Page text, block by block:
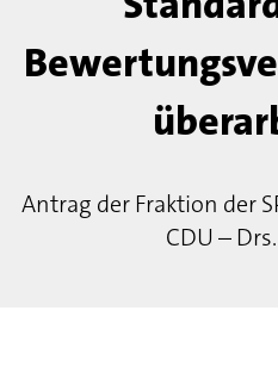
Antrag der Fraktion der
CDU –